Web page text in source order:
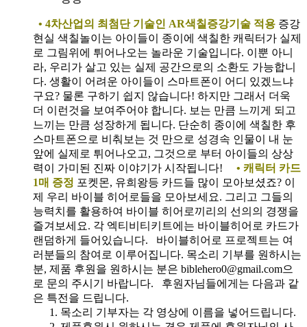
• 4차산업의 최첨단 기술인 AR색칠증강기술 적용 증강
현실 색칠놀이는 아이들이 종이에 색칠한 캐릭터가 실제
로 그림위에 튀어나오는 놀라운 기술입니다. 이뿐 아니
라, 우리가 살고 있는 실제 공간으로의 소환도 가능합니
다. 생활이 어려운 아이들이 스마트폰이 어디 있겠느냐
구요? 물론 구하기 쉽지 않습니다! 하지만 그래서 더욱
더 이런것을 보여주어야 합니다. 보는 만큼 느끼게 되고
느끼는 만큼 성장하게 됩니다. 단순히 종이에 색칠한 후
스마트폰으로 비춰보는 것 만으로 성경속 인물이 내 눈
앞에 실제로 튀어나오고, 그것으로 부터 아이들의 상상
력이 가미된 진짜 이야기가 시작됩니다! • 캐릭터 카드
1매 증정 포켓몬, 유희왕등 카드들 많이 모아보셨죠? 이
제 우리 바이블 히어로들을 모아보세요. 그리고 그들의
능력치를 활용하여 바이블 히어로끼리의 선의의 경쟁을
즐겨보세요. 각 엑티비티키트에는 바이블히어로 카드가
랜덤하게 들어있습니다. 바이블히어로 프로젝트는 여
러분들의 참여로 이루어집니다. 목소리 기부를 원하시는
분, 제품 후원을 원하시는 분은 biblehero0@gmail.com으
로 문의 주시기 바랍니다. 후원자님들에게는 다음과 같
은 특전을 드립니다.
목소리 기부자는 각 영상에 이름을 넣어드립니다.